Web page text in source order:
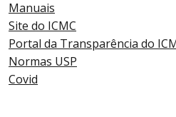
Manuais
Site do ICMC
Portal da Transparência do
Normas USP
Covid